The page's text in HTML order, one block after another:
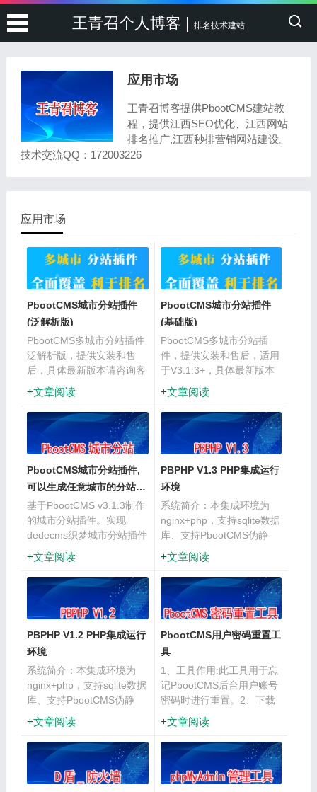
王青召个人博客 | 排名技术建站
应用市场
王青召博客提供PbootCMS建站教
程，提供江西SEO优化、江西网站
排名推广,江西秒排营销网站建设。
技术交流QQ：172003226
应用市场
PbootCMS城市分站插件
(泛解析版)
PbootCMS多城市分站插件
泛解析版，提供安装和售
后，具体最新版本请咨询客
服。由本站技术提供一次安
装及售后指导，确保完美运
行。插件声明：插件开发源
自参考织梦分站插件，江西
=城市名称，全站通用，城
文章阅读
PbootCMS城市分站插件
(基础版)
PbootCMS多城市分站插
件，提供安装和售后，适用
于V3.1.3+，具体最新版本
请咨询客服。由本站技术提
供一次安装及售后指导，确
保完美运行。
文章阅读
PbootCMS城市分站插件,
可以生成任意城市的分站链
接地址
基于PbootCMS v3.1.3制作
的城市分站插件。实现
dedecms织梦城市分站插件
效果。自动生成任意城市的
分站链接，同时支持分站之
间同页跳转。配合江西标
签，无需重复添加资料，自
动生成带有城市···
文章阅读
PBPHP V1.3 PHP集成运行
环境
系统简介：本集成环境为
nginx+php，支持sqlite数据
库、支持PbootCMS伪静
态！下载地址：链
文章阅读
PBPHP V1.2 PHP集成运行
环境
系统简介：本集成环境为
nginx+php，支持sqlite数据
库、支持PbootCMS伪静
态！下载链接:
文章阅读
PbootCMS用户密码重置工
具
1、工具作用:此工具用于忘
记PbootCMS后台用户账号
密码时进行重置。2、下载
地址：PB密码重置工具
V20190509.rar3、使用方
法：1）下载重置工具解压
包，解压后将resetpw.php
文件···
文章阅读